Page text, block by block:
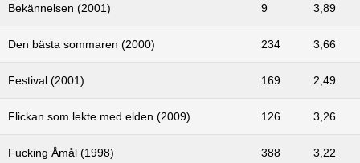
Bekännelsen (2001) 9 3,89
Den bästa sommaren (2000) 234 3,66
Festival (2001) 169 2,49
Flickan som lekte med elden (2009) 126 3,26
Fucking Åmål (1998) 388 3,22